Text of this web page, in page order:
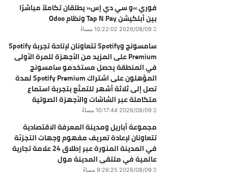
فوري »و سي دي إس« يطلقان تكاملاً مباشرًا
بين أبلكيشن Tap N Pay ونظام Odoo
2026/08/09 10:22:02 مساءً
سامسونج وSpotify تتعاونان لإتاحة تجربة Spotify
Premium على المزيد من الأجهزة للمرة الأولى
في المنطقة يحصل مستخدمو سامسونج
المؤهلون على اشتراك Spotify Premium لمدة
تصل إلى ثلاثة أشهر للتمتّع بتجربة استماع
متكاملة عبر الشاشات والأجهزة الصوتية
2026/08/09 10:17:44 مساءً
مجموعة أباريل ومدينة المعرفة الاقتصادية
تتعاونان لإعادة تعريف مفهوم وجهات التجزئة
في المدينة المنورة عبر إطلاق 24 علامة تجارية
عالمية في ملتقى المدينة مول
2026/08/09 9:26:25 مساءً